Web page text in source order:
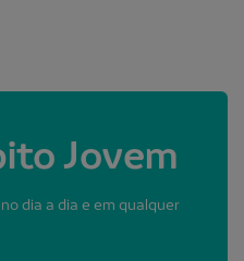
Jovem
dia a dia e em qualquer